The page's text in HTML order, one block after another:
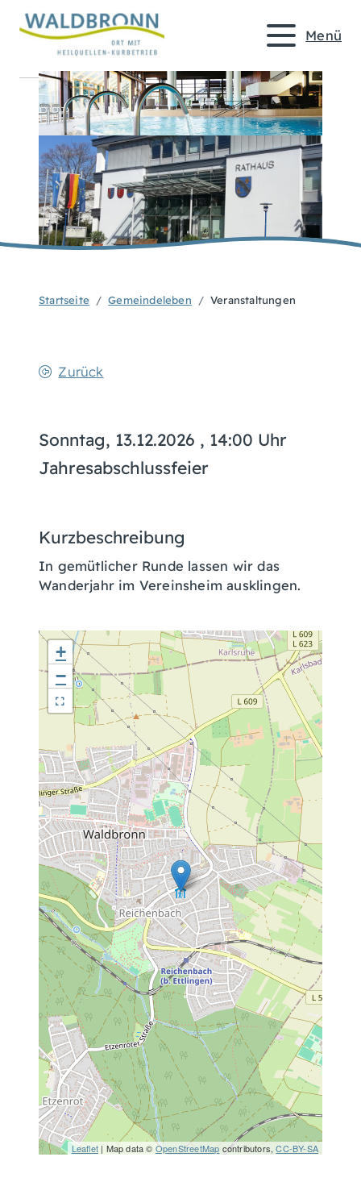
Menü
Startseite Gemeindeleben Veranstaltungen
Zurück
Sonntag, 13.12.2026 , 14:00 Uhr
Jahresabschlussfeier
Kurzbeschreibung
In gemütlicher Runde lassen wir das
Wanderjahr im Vereinsheim ausklingen.
+
−
Leaflet| Map data © OpenStreetMap contributors,CC-BY-SA